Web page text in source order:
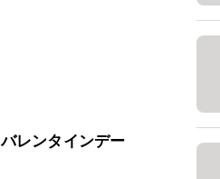
バレンタインデー